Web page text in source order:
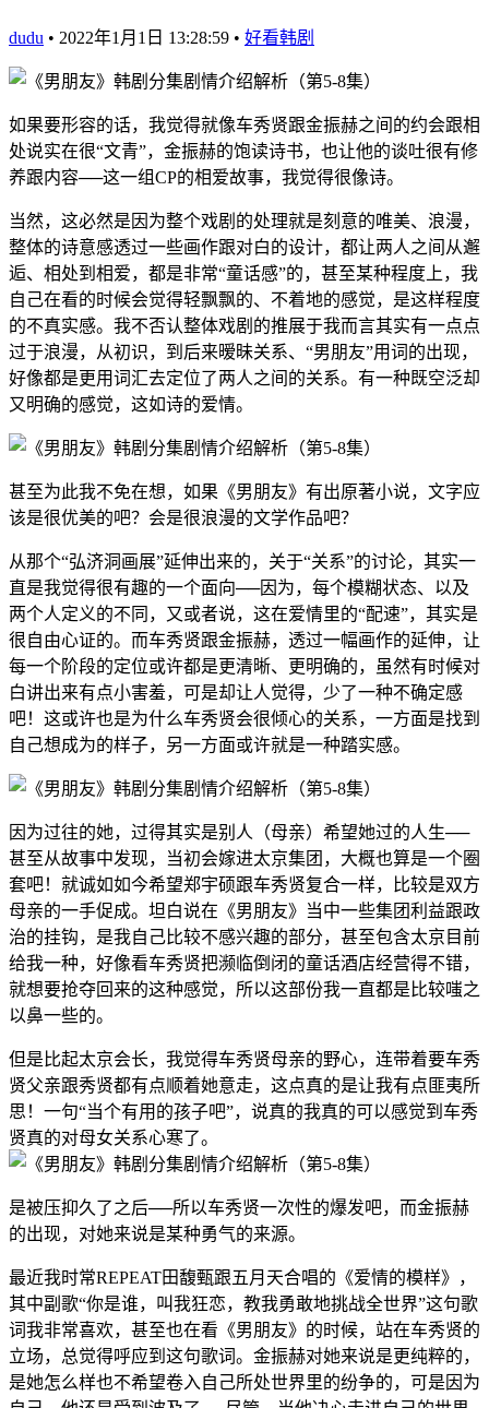
dudu • 2022年1月1日 13:28:59 • 好看韩剧
如果要形容的话，我觉得就像车秀贤跟金振赫之间的约会跟相
处说实在很“文青”，金振赫的饱读诗书，也让他的谈吐很有修
养跟内容──这一组CP的相爱故事，我觉得很像诗。
当然，这必然是因为整个戏剧的处理就是刻意的唯美、浪漫，
整体的诗意感透过一些画作跟对白的设计，都让两人之间从邂
逅、相处到相爱，都是非常“童话感”的，甚至某种程度上，我
自己在看的时候会觉得轻飘飘的、不着地的感觉，是这样程度
的不真实感。我不否认整体戏剧的推展于我而言其实有一点点
过于浪漫，从初识，到后来暧昧关系、“男朋友”用词的出现，
好像都是更用词汇去定位了两人之间的关系。有一种既空泛却
又明确的感觉，这如诗的爱情。
甚至为此我不免在想，如果《男朋友》有出原著小说，文字应
该是很优美的吧？会是很浪漫的文学作品吧？
从那个“弘济洞画展”延伸出来的，关于“关系”的讨论，其实一
直是我觉得很有趣的一个面向──因为，每个模糊状态、以及
两个人定义的不同，又或者说，这在爱情里的“配速”，其实是
很自由心证的。而车秀贤跟金振赫，透过一幅画作的延伸，让
每一个阶段的定位或许都是更清晰、更明确的，虽然有时候对
白讲出来有点小害羞，可是却让人觉得，少了一种不确定感
吧！这或许也是为什么车秀贤会很倾心的关系，一方面是找到
自己想成为的样子，另一方面或许就是一种踏实感。
因为过往的她，过得其实是别人（母亲）希望她过的人生──
甚至从故事中发现，当初会嫁进太京集团，大概也算是一个圈
套吧！就诚如如今希望郑宇硕跟车秀贤复合一样，比较是双方
母亲的一手促成。坦白说在《男朋友》当中一些集团利益跟政
治的挂钩，是我自己比较不感兴趣的部分，甚至包含太京目前
给我一种，好像看车秀贤把濒临倒闭的童话酒店经营得不错，
就想要抢夺回来的这种感觉，所以这部份我一直都是比较嗤之
以鼻一些的。
但是比起太京会长，我觉得车秀贤母亲的野心，连带着要车秀
贤父亲跟秀贤都有点顺着她意走，这点真的是让我有点匪夷所
思！一句“当个有用的孩子吧”，说真的我真的可以感觉到车秀
贤真的对母女关系心寒了。
是被压抑久了之后──所以车秀贤一次性的爆发吧，而金振赫
的出现，对她来说是某种勇气的来源。
最近我时常REPEAT田馥甄跟五月天合唱的《爱情的模样》，
其中副歌“你是谁，叫我狂恋，教我勇敢地挑战全世界”这句歌
词我非常喜欢，甚至也在看《男朋友》的时候，站在车秀贤的
立场，总觉得呼应到这句歌词。金振赫对她来说是更纯粹的，
是她怎么样也不希望卷入自己所处世界里的纷争的，可是因为